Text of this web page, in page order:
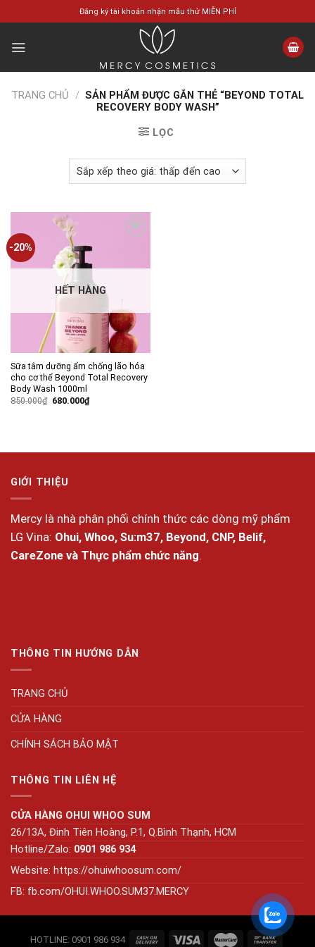
to
Đăng ký tài khoản nhận mẫu thử MIỄN PHÍ
TRANG CHỦ / SẢN PHẨM ĐƯỢC GẮN THẺ “BEYOND TOTAL
RECOVERY BODY WASH”
LỌC
-20%
Add to
HẾT HÀNG
Sữa tắm dưỡng ẩm chống lão hóa
cho cơ thể Beyond Total Recovery
Body Wash 1000ml
850.000₫ Giá
680.000₫Giá
hiện
GIỚI THIỆU
Mercy là nhà phân phối chính thức các dòng mỹ phẩm
LG Vina: Ohui, Whoo, Su:m37, Beyond, CNP, Belif,
CareZone và Thực phẩm chức năng.
THÔNG TIN HƯỚNG DẪN
TRANG CHỦ
CỬA HÀNG
CHÍNH SÁCH BẢO MẬT
THÔNG TIN LIÊN HỆ
CỬA HÀNG OHUI WHOO SUM
26/13A, Đinh Tiên Hoàng, P.1, Q.Bình Thạnh, HCM
Hotline/Zalo: 0901 986 934
Website: https://ohuiwhoosum.com/
FB: fb.com/OHUI.WHOO.SUM37.MERCY
HOTLINE: 0901 986 934